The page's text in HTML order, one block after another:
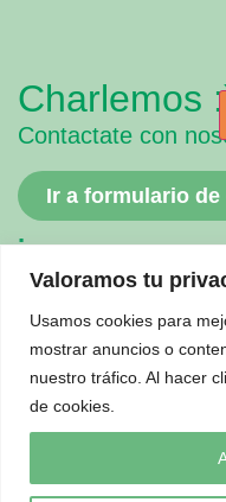
Valoramos tu
Usamos cookies para
mostrar anuncios o
nuestro tráfico. Al hacer
de cookies.
Charlemos
Contactate con
Ir a formulario
.
Totems
All in One
Mini PCs
Soportes
. .
Política de Envíos
Garantía de